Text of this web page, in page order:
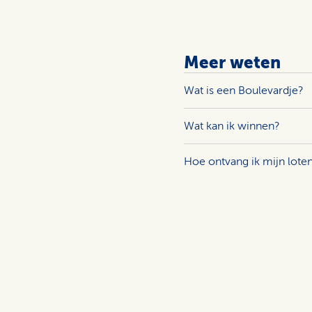
Meer weten
Wat is een Boulevardje?
Wat kan ik winnen?
Hoe ontvang ik mijn